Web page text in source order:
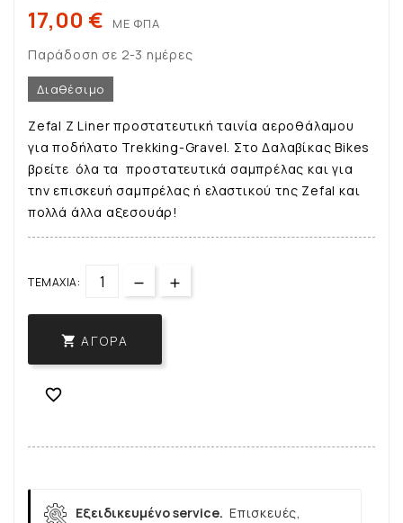
17,00 € ΜΕ ΦΠΑ
Παράδοση σε 2-3 ημέρες
Διαθέσιμο
Zefal Z Liner προστατευτική ταινία αεροθάλαμου
για ποδήλατο Trekking-Gravel. Στο Δαλαβίκας Bikes
βρείτε όλα τα προστατευτικά σαμπρέλας και για
την επισκευή σαμπρέλας ή ελαστικού της Zefal και
πολλά άλλα αξεσουάρ!
ΤΕΜΆΧΙΑ:
 ΑΓΟΡΆ

Εξειδικευμένο service. Επισκευές,